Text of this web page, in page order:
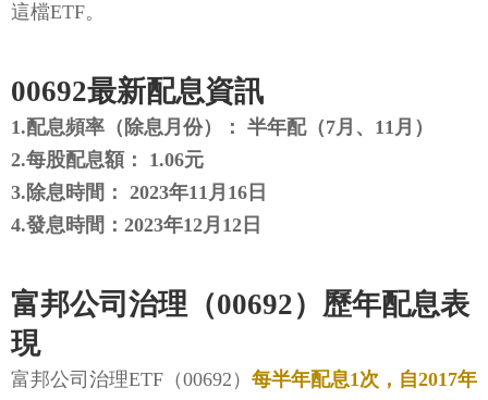
這檔ETF。
00692最新配息資訊
1.配息頻率（除息月份）： 半年配（7月、11月）
2.每股配息額： 1.06元
3.除息時間： 2023年11月16日
4.發息時間：2023年12月12日
富邦公司治理（00692）歷年配息表
現
富邦公司治理ETF（00692） 每半年配息1次，自2017年